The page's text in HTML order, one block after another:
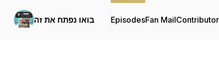
בואו נפתח את זה EpisodesFan Mail